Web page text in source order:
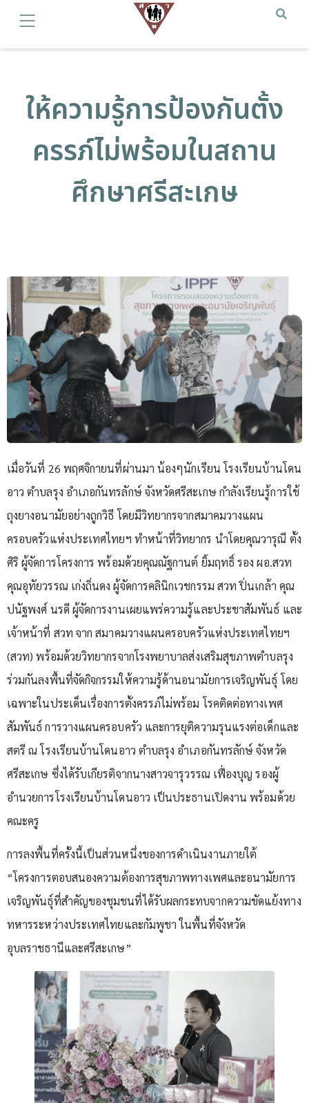
ให้ความรู้การป้องกันตั้ง
ครรภ์ไม่พร้อมในสถาน
ศึกษาศรีสะเกษ
เมื่อวันที่ 26 พฤศจิกายนที่ผ่านมา น้องๆนักเรียน โรงเรียนบ้านโดน
อาว ตำบลรุง อำเภอกันทรลักษ์ จังหวัดศรีสะเกษ กำลังเรียนรู้การใช้
ถุงยางอนามัยอย่างถูกวิธี โดยมีวิทยากรจากสมาคมวางแผน
ครอบครัวแห่งประเทศไทยฯ ทำหน้าที่วิทยากร นำโดยคุณวารุณี ตั้ง
ศิริ ผู้จัดการโครงการ พร้อมด้วยคุณณัฐกานต์ ยิ้มฤทธิ์ รอง ผอ.สวท
คุณอุทัยวรรณ เก่งถิ่นดง ผู้จัดการคลินิกเวชกรรม สวท ปิ่นเกล้า คุณ
ปนัฐพงศ์ นรดี ผู้จัดการงานเผยแพร่ความรู้และประชาสัมพันธ์ และ
เจ้าหน้าที่ สวท จาก สมาคมวางแผนครอบครัวแห่งประเทศไทยฯ
(สวท) พร้อมด้วยวิทยากรจากโรงพยาบาลส่งเสริมสุขภาพตำบลรุง
ร่วมกันลงพื้นที่จัดกิจกรรมให้ความรู้ด้านอนามัยการเจริญพันธุ์ โดย
เฉพาะในประเด็นเรื่องการตั้งครรภ์ไม่พร้อม โรคติดต่อทางเพศ
สัมพันธ์ การวางแผนครอบครัว และการยุติความรุนแรงต่อเด็กและ
สตรี ณ โรงเรียนบ้านโดนอาว ตำบลรุง อำเภอกันทรลักษ์ จังหวัด
ศรีสะเกษ ซึ่งได้รับเกียรติจากนางสาวจารุวรรณ เฟื่องบุญ รองผู้
อำนวยการโรงเรียนบ้านโดนอาว เป็นประธานเปิดงาน พร้อมด้วย
คณะครู
การลงพื้นที่ครั้งนี้เป็นส่วนหนึ่งของการดำเนินงานภายใต้
“โครงการตอบสนองความต้องการสุขภาพทางเพศและอนามัยการ
เจริญพันธุ์ที่สำคัญของชุมชนที่ได้รับผลกระทบจากความขัดแย้งทาง
ทหารระหว่างประเทศไทยและกัมพูชา ในพื้นที่จังหวัด
อุบลราชธานีและศรีสะเกษ”